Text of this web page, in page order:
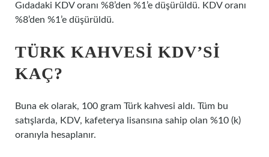
Gıdadaki KDV oranı %8’den %1’e düşürüldü. KDV oranı
%8’den %1’e düşürüldü.
TÜRK KAHVESI KDV’SI
KAÇ?
Buna ek olarak, 100 gram Türk kahvesi aldı. Tüm bu
satışlarda, KDV, kafeterya lisansına sahip olan %10 (k)
oranıyla hesaplanır.